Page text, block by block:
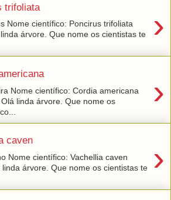
trifoliata ›
Nome científico: Poncirus trifoliata
árvore. Que nome os cientistas te
›
Nome científico: Cordia americana
linda árvore. Que nome os
caven ›
Nome científico: Vachellia caven
árvore. Que nome os cientistas te